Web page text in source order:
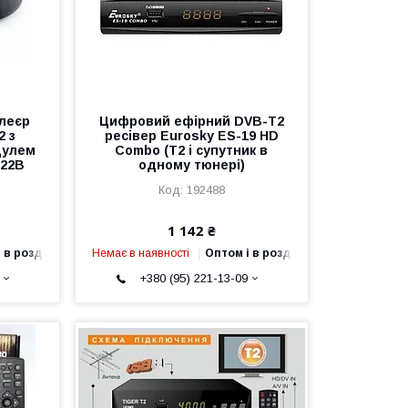
з
роздріб
Цифровий ефірний DVB-T2
ресівер Eurosky ES-19 HD
Combo (T2 і супутник в
одному тюнері)
192488
1 142 ₴
Немає в наявності Оптом і в роздріб
+380 (95) 221-13-09